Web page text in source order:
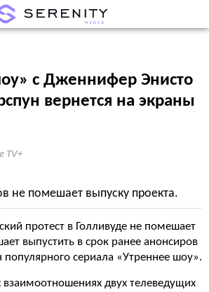
с Дженнифер Энисто
вернется на экраны
TV+
не помешает выпуску проекта.
протест в Голливуде не помешает
выпустить в срок ранее анонсиров
популярного сериала «Утреннее шоу».
двух телеведущих